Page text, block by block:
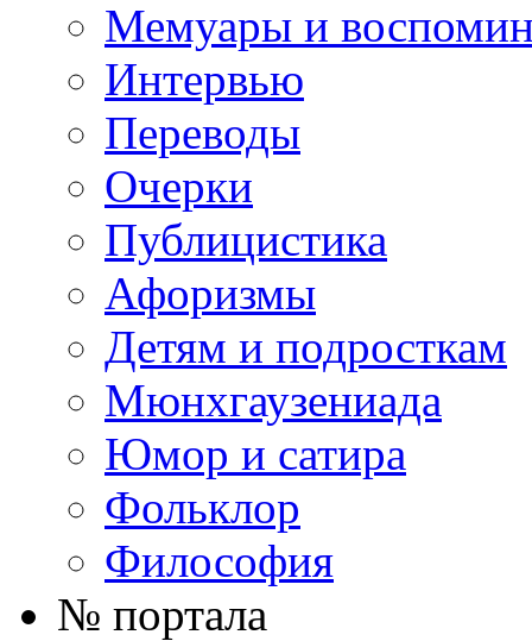
Мемуары и
Интервью
Переводы
Очерки
Публицистика
Афоризмы
Детям и подросткам
Мюнхгаузениада
Юмор и сатира
Фольклор
Философия
№ портала